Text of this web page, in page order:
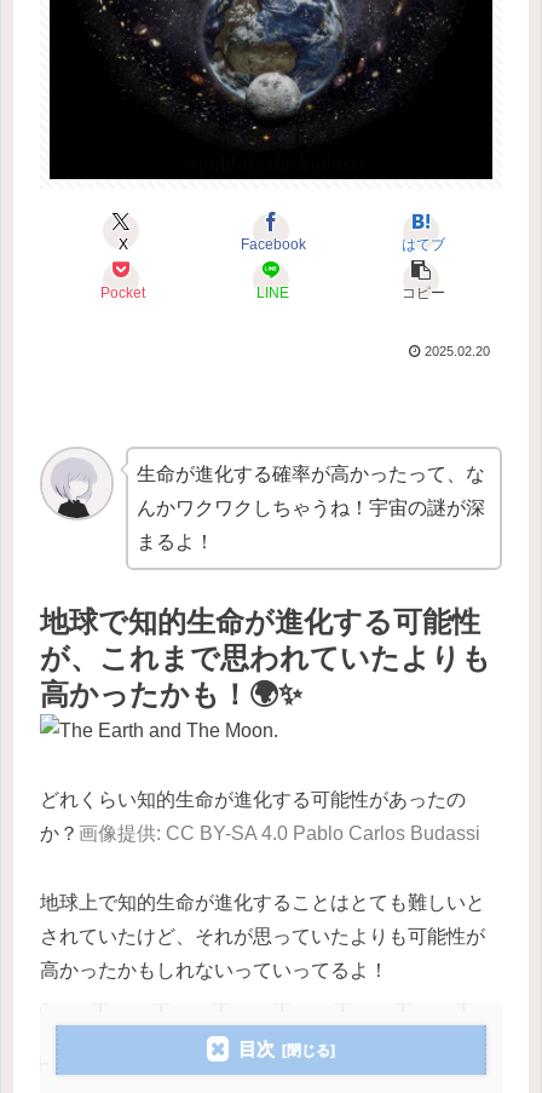
X Facebook はてブ
Pocket LINE コピー
2025.02.20
生命が進化する確率が高かったって、な
んかワクワクしちゃうね！宇宙の謎が深
まるよ！
地球で知的生命が進化する可能性
が、これまで思われていたよりも
高かったかも！🌍✨
どれくらい知的生命が進化する可能性があったの
か？ 画像提供: CC BY-SA 4.0 Pablo Carlos Budassi
地球上で知的生命が進化することはとても難しいと
されていたけど、それが思っていたよりも可能性が
高かったかもしれないっていってるよ！
目次